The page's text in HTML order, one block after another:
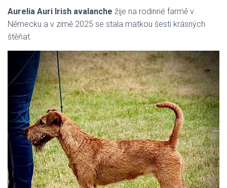
Aurelia Auri Irish avalanche žije na rodinné farmě v
Německu a v zimě 2025 se stala matkou šesti krásných
štěňat.